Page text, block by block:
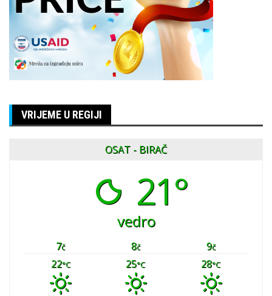
VRIJEME U REGIJI
OSAT - BIRAČ
21°
vedro
7č 8č 9č
22°C 25°C 28°C